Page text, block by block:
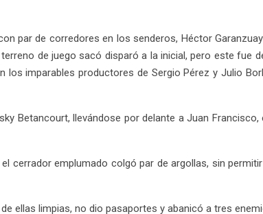
par de corredores en los senderos, Héctor
de juego sacó disparó a la inicial, pero este fue
los imparables productores de Sergio Pérez y Julio
Betancourt, llevándose por delante a Juan
cerrador emplumado colgó par de argollas, sin
ellas limpias, no dio pasaportes y abanicó a tres